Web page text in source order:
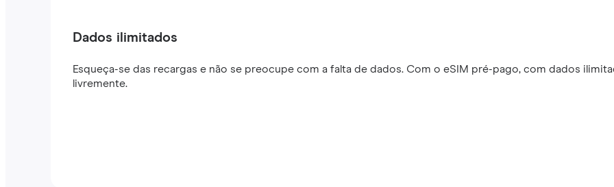
Dados ilimitados
Esqueça-se das recargas e não se preocupe com a falta de dados. Com o eSIM pré-pago, com dados
livremente.